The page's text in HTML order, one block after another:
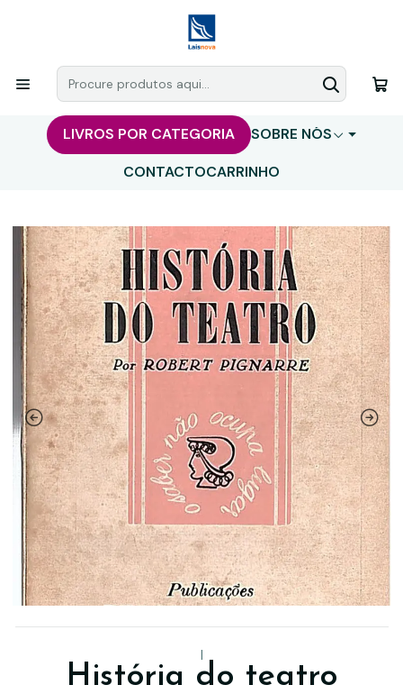
LIVROS POR CATEGORIA
SOBRE NÓS
CONTACTOCARRINHO
|
História do teatro